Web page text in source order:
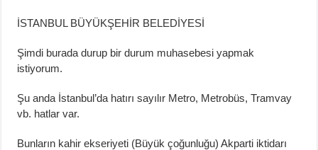
İSTANBUL BÜYÜKŞEHİR BELEDİYESİ
Şimdi burada durup bir durum muhasebesi yapmak
istiyorum.
Şu anda İstanbul’da hatırı sayılır Metro, Metrobüs, Tramvay
vb. hatlar var.
Bunların kahir ekseriyeti (Büyük çoğunluğu) Akparti iktidarı